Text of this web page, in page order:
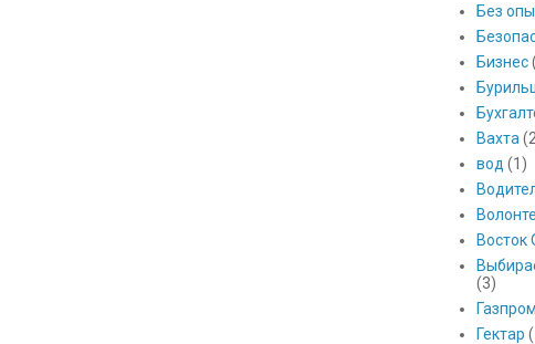
Без
Бизнес
Вахта
вод (1)
Восток
(3)
Гектар